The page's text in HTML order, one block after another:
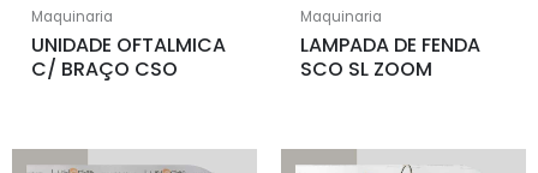
Maquinaria
UNIDADE OFTALMICA
C/ BRAÇO CSO
Maquinaria
LAMPADA DE FENDA
SCO SL ZOOM